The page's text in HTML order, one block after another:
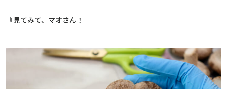
『見てみて、マオさん！